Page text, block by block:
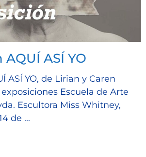
ASÍ YO
ASÍ YO, de Lirian y Caren
Escuela de Arte
Escultora Miss Whitney,
de ...